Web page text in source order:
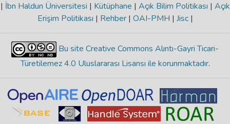
| İbn Haldun Üniversitesi | Kütüphane | Açık Bilim Politikası | Açık
Erişim Politikası | Rehber | OAI-PMH | Jisc |
Bu site Creative Commons Alıntı-Gayri Ticari-
Türetilemez 4.0 Uluslararası Lisansı ile korunmaktadır.